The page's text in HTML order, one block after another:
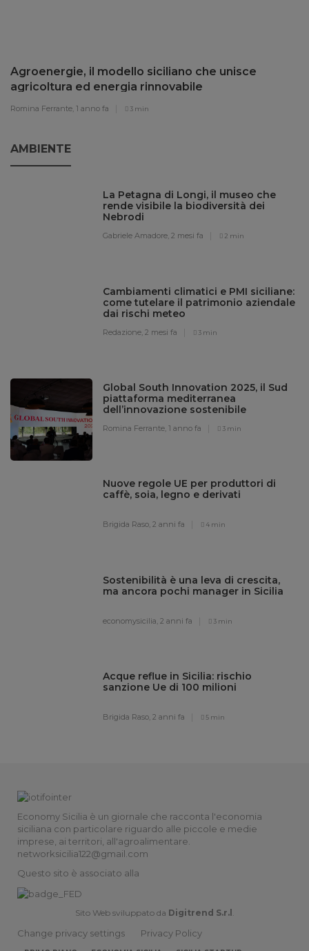
Agroenergie, il modello siciliano che unisce
agricoltura ed energia rinnovabile
Romina Ferrante, 1 anno fa 3 min
AMBIENTE
La Petagna di Longi, il museo che
rende visibile la biodiversità dei
Nebrodi
Gabriele Amadore,2 mesi fa 2 min
Cambiamenti climatici e PMI siciliane:
come tutelare il patrimonio aziendale
dai rischi meteo
Redazione,2 mesi fa 3 min
Global South Innovation 2025, il Sud
piattaforma mediterranea
dell’innovazione sostenibile
Romina Ferrante,1 anno fa 3 min
Nuove regole UE per produttori di
caffè, soia, legno e derivati
Brigida Raso,2 anni fa 4 min
Sostenibilità è una leva di crescita,
ma ancora pochi manager in Sicilia
economysicilia,2 anni fa 3 min
Acque reflue in Sicilia: rischio
sanzione Ue di 100 milioni
Brigida Raso,2 anni fa 5 min
Economy Sicilia è un giornale che racconta l'economia
siciliana con particolare riguardo alle piccole e medie
imprese, ai territori, all'agroalimentare.
networksicilia122@gmail.com
Questo sito è associato alla
Sito Web sviluppato da Digitrend S.r.l
Change privacy settings Privacy Policy